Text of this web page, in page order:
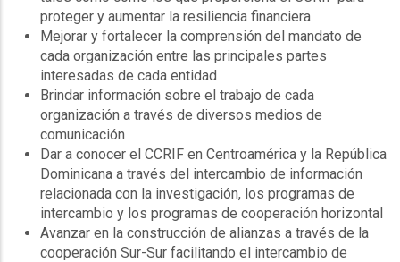
proteger y aumentar la resiliencia financiera
Mejorar y fortalecer la comprensión del mandato de
cada organización entre las principales partes
interesadas de cada entidad
Brindar información sobre el trabajo de cada
organización a través de diversos medios de
comunicación
Dar a conocer el CCRIF en Centroamérica y la República
Dominicana a través del intercambio de información
relacionada con la investigación, los programas de
intercambio y los programas de cooperación horizontal
Avanzar en la construcción de alianzas a través de la
cooperación Sur-Sur facilitando el intercambio de